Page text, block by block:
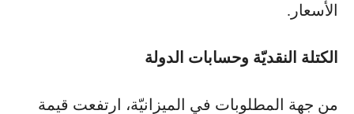
الأسعار.
الكتلة النقديّة وحسابات الدولة
من جهة المطلوبات في الميزانيّة، ارتفعت قيمة